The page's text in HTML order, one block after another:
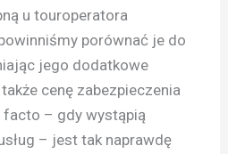
u touroperatora
porównać je do
jego dodatkowe
cenę zabezpieczenia
– gdy wystąpią
– jest tak naprawdę